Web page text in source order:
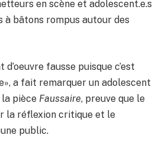
en scène et adolescent.e.s
à bâtons rompus autour des
d’oeuvre fausse puisque c’est
a fait remarquer un adolescent
pièce Faussaire, preuve que le
la réflexion critique et le
public.